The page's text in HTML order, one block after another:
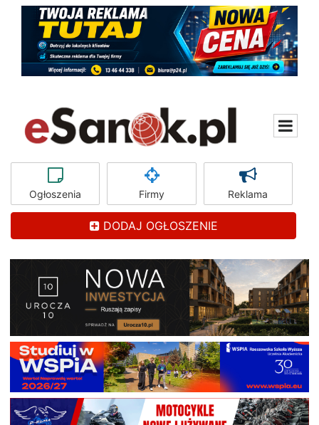
Ogłoszenia Firmy Reklama
DODAJ OGŁOSZENIE